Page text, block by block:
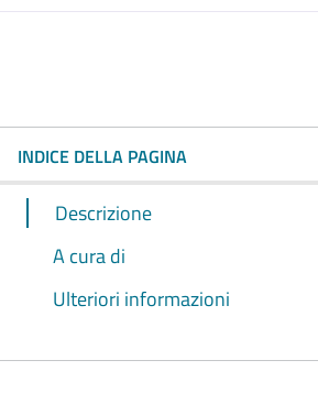
INDICE DELLA PAGINA
Descrizione
A cura di
Ulteriori informazioni